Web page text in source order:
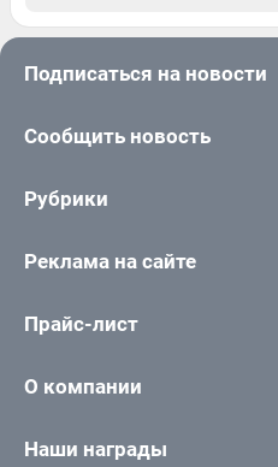
Подписаться на новости
Сообщить новость
Рубрики
Реклама на сайте
Прайс-лист
О компании
Наши награды